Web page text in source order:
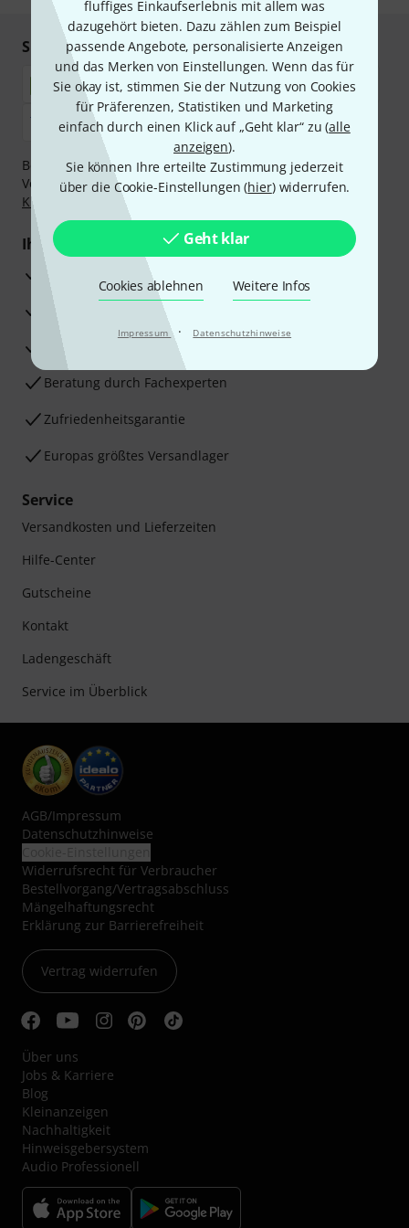
fluffiges Einkaufserlebnis mit allem was
dazugehört bieten. Dazu zählen zum Beispiel
passende Angebote, personalisierte Anzeigen
und das Merken von Einstellungen. Wenn das für
Sie okay ist, stimmen Sie der Nutzung von Cookies
für Präferenzen, Statistiken und Marketing
einfach durch einen Klick auf „Geht klar“ zu (alle
anzeigen).
Sie können Ihre erteilte Zustimmung jederzeit
über die Cookie-Einstellungen (hier) widerrufen.
Geht klar
Cookies ablehnen Weitere Infos
Impressum · Datenschutzhinweise
Sicher einkaufen & bezahlen
Bezahlen Sie vertraulich und sicher per Nachnahme,
Vorkasse, PayPal, Amazon Pay,Klarna Sofort bezahlen
Klarna Ratenzahlung
Ihre Vorteile
3 Jahre Thomann Garantie
30 Tage Money-Back-Garantie
Beratung durch Fachexperten
Zufriedenheitsgarantie
Europas größtes Versandlager
Service
Versandkosten und Lieferzeiten
Hilfe-Center
Gutscheine
Kontakt
Ladengeschäft
Service im Überblick
AGB/Impressum
Datenschutzhinweise
Widerrufsrecht für Verbraucher
Bestellvorgang/Vertragsabschluss
Mängelhaftungsrecht
Erklärung zur Barrierefreiheit
Vertrag widerrufen
Über uns
Jobs & Karriere
Blog
Kleinanzeigen
Nachhaltigkeit
Hinweisgebersystem
Audio Professionell